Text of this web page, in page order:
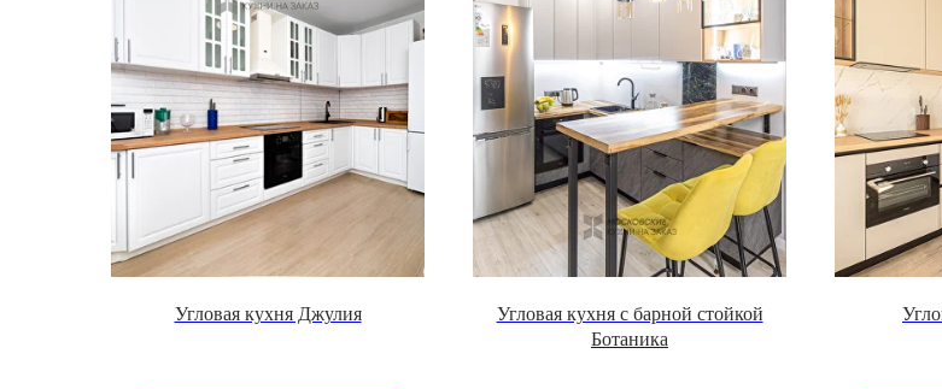
Угловая кухня Джулия
Угловая кухня с барной стойкой
Ботаника